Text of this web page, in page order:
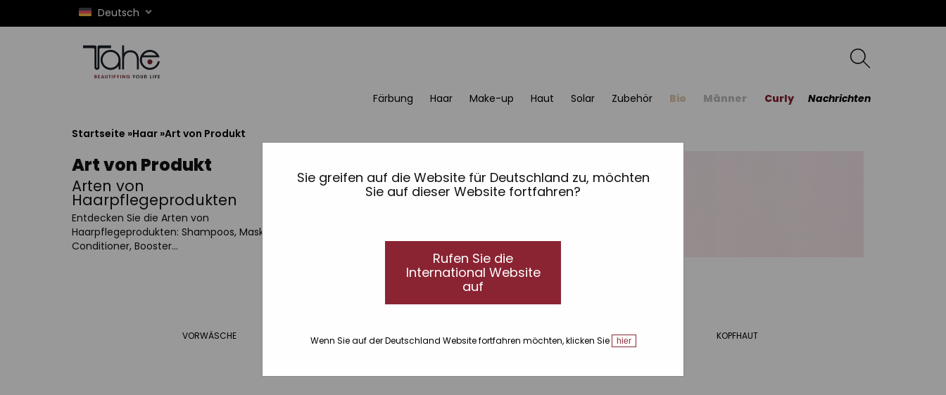
Sie greifen auf die Website für Deutschland zu, möchten
Sie auf dieser Website fortfahren?
Rufen Sie die
International Website
auf
Wenn Sie auf der Deutschland Website fortfahren möchten, klicken Sie hier
Deutsch
Färbung Haar Make-up Haut Solar Zubehör Bio Männer Curly Nachrichten
Startseite »Haar »Art von Produkt
Art von Produkt
Arten von
Haarpflegeprodukten
Entdecken Sie die Arten von
Haarpflegeprodukten: Shampoos, Masken,
Conditioner, Booster...
Suche verfeinern
VORWÄSCHE SHAMPOO MASKE
LEAVE-IN-
TREATMENT BOOSTERS KOPFHAUT